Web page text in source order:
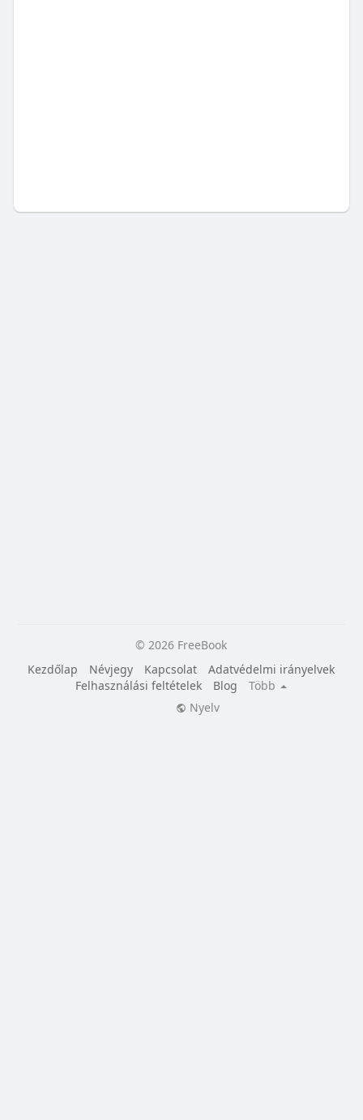
© 2026 FreeBook
Kezdőlap
Névjegy Kapcsolat
Adatvédelmi irányelvek
Felhasználási feltételek
Blog
Több
Nyelv